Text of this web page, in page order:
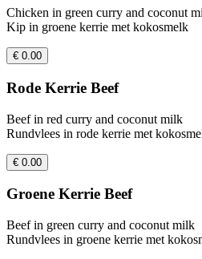
Chicken in green curry and coconut
Kip in groene kerrie met kokosmelk
€ 0.00
Rode Kerrie Beef
Beef in red curry and coconut milk
Rundvlees in rode kerrie met
€ 0.00
Groene Kerrie Beef
Beef in green curry and coconut milk
Rundvlees in groene kerrie met